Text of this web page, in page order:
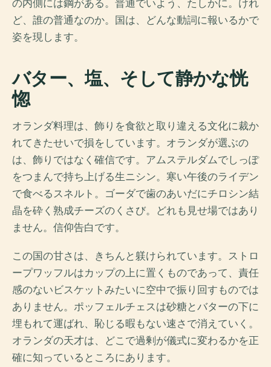
の内側には鋼がある。普通でいよう、たしかに。けれ
ど、誰の普通なのか。国は、どんな動詞に報いるかで
姿を現します。
バター、塩、そして静かな恍
惚
オランダ料理は、飾りを食欲と取り違える文化に裁か
れてきたせいで損をしています。オランダが選ぶの
は、飾りではなく確信です。アムステルダムでしっぽ
をつまんで持ち上げる生ニシン。寒い午後のライデン
で食べるスネルト。ゴーダで歯のあいだにチロシン結
晶を砕く熟成チーズのくさび。どれも見せ場ではあり
ません。信仰告白です。
この国の甘さは、きちんと躾けられています。ストロ
ープワッフルはカップの上に置くものであって、責任
感のないビスケットみたいに空中で振り回すものでは
ありません。ポッフェルチェスは砂糖とバターの下に
埋もれて運ばれ、恥じる暇もない速さで消えていく。
オランダの天才は、どこで過剰が儀式に変わるかを正
確に知っているところにあります。